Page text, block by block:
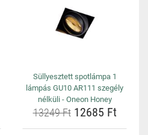
Süllyesztett spotlámpa 1
lámpás GU10 AR111 szegély
nélküli - Oneon Honey
13249 Ft12685 Ft